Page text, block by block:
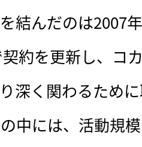
結んだのは2007
約を更新し、コ
深く関わるため
中には、活動規